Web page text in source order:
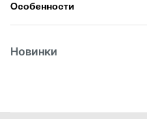
Особенности
Вид
Новинки